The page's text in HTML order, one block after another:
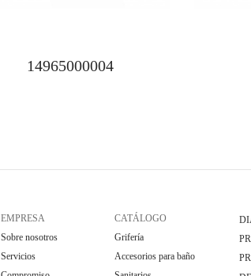
14965000004
EMPRESA
Sobre nosotros
Servicios
CATÁLOGO
Grifería
Accesorios para baño